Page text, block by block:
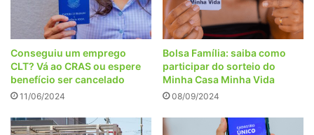
Conseguiu um emprego
CLT? Vá ao CRAS ou espere
benefício ser cancelado
11/06/2024
Bolsa Família: saiba como
participar do sorteio do
Minha Casa Minha Vida
08/09/2024